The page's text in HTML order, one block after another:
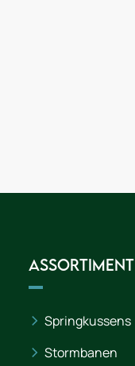
Assortiment
Springkussens
Stormbanen